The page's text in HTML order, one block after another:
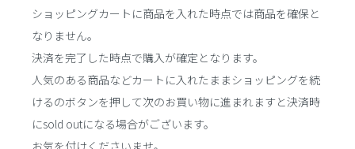
ショッピングカートに商品を入れた時点では商品を確保と
なりません。
決済を完了した時点で購入が確定となります。
人気のある商品などカートに入れたままショッピングを続
けるのボタンを押して次のお買い物に進まれますと決済時
にsold outになる場合がございます。
お気を付けくださいませ。